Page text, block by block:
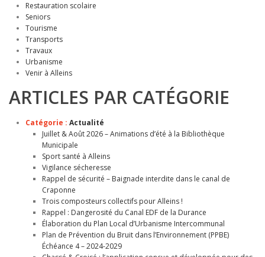
Restauration scolaire
Seniors
Tourisme
Transports
Travaux
Urbanisme
Venir à Alleins
ARTICLES PAR CATÉGORIE
Catégorie :Actualité
Juillet & Août 2026 – Animations d’été à la Bibliothèque
Municipale
Sport santé à Alleins
Vigilance sécheresse
Rappel de sécurité – Baignade interdite dans le canal de
Craponne
Trois composteurs collectifs pour Alleins !
Rappel : Dangerosité du Canal EDF de la Durance
Élaboration du Plan Local d’Urbanisme Intercommunal
Plan de Prévention du Bruit dans l’Environnement (PPBE)
Échéance 4 – 2024-2029